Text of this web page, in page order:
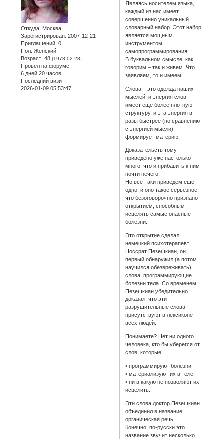
Откуда: Москва
Зарегистрирован: 2007-12-21
Приглашений: 0
Пол: Женский
Возраст: 48 [1978-02-28]
Провел на форуме:
6 дней 20 часов
Последний визит:
2026-01-09 05:53:47
Являясь носителем языка,
каждый из нас имеет
совершенно уникальный
словарный набор. Этот набор
является мощным
инструментом
самопрограммирования.
В буквальном смысле: как
говорим – так и живем. Что
заявляем, то и имеем.
Слова – это одежда наших
мыслей, и энергия слов
имеет еще более плотную
структуру, и эта энергия в
разы быстрее (по сравнению
с энергией мысли)
формирует материю.
Доказательств тому
приведено уже настолько
много, что и прибавить к ним
почти нечего.
Но все-таки приведём еще
одно, и оно такое серьезное,
что безоговорочно признано
открытием, способным
исцелять самые опасные
болезни.
Это открытие сделал
немецкий психотерапевт
Носсрат Пезешкиан, он
первый обнаружил (а потом
научился обезвреживать)
слова, программирующие
болезни тела. Со временем
Пезешкиан убедительно
доказал, что эти
разрушительные слова
присутствуют в лексиконе
всех людей.
Понимаете? Нет ни одного
человека, кто бы уберегся от
слов, которые:
• программируют болезни,
• материализуют их в теле,
• ни в какую не позволяют их
исцелить.
Эти слова доктор Пезешкиан
объединил в название
органическая речь.
Конечно, по-русски это
название звучит несколько